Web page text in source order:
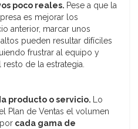
poco reales. Pese a que la
es mejorar los
anterior, marcar unos
pueden resultar difíciles
frustrar al equipo y
de la estrategia.
producto o servicio. Lo
Plan de Ventas el volumen
cada gama de